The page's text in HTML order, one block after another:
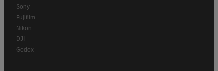
Sony
Fujifilm
Nikon
DJI
Godox